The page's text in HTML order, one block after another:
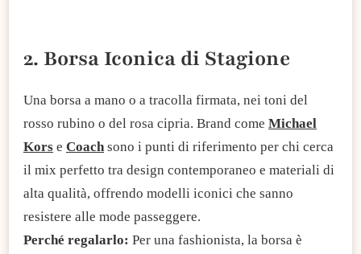
2. Borsa Iconica di Stagione
Una borsa a mano o a tracolla firmata, nei toni del
rosso rubino o del rosa cipria. Brand come Michael
Kors e Coach sono i punti di riferimento per chi cerca
il mix perfetto tra design contemporaneo e materiali di
alta qualità, offrendo modelli iconici che sanno
resistere alle mode passeggere.
Perché regalarlo: Per una fashionista, la borsa è